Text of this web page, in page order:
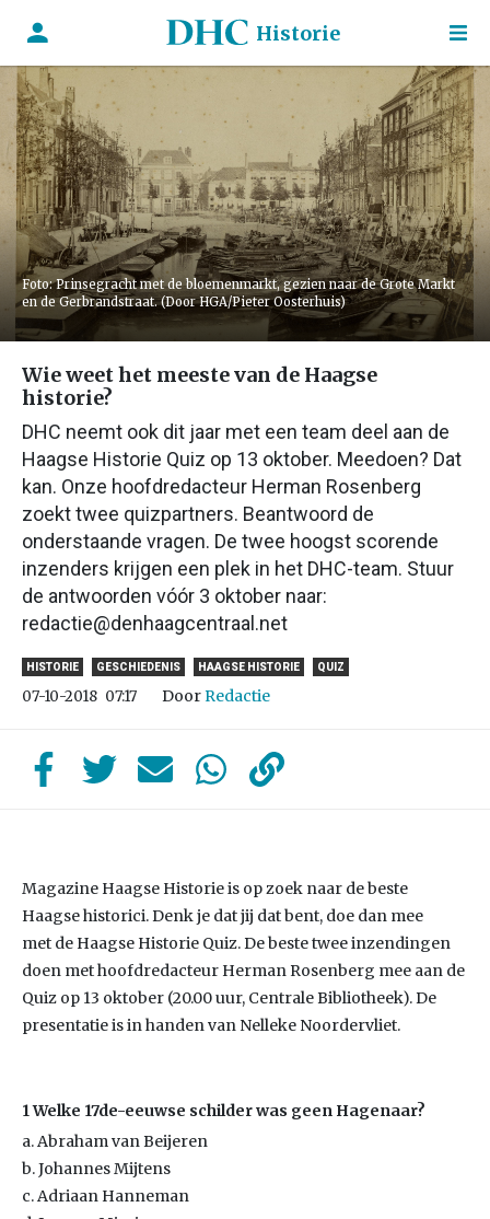
Historie
Foto: Prinsegracht met de bloemenmarkt, gezien naar de Grote Markt
en de Gerbrandstraat. (Door HGA/Pieter Oosterhuis)
Wie weet het meeste van de Haagse
historie?
DHC neemt ook dit jaar met een team deel aan de
Haagse Historie Quiz op 13 oktober. Meedoen? Dat
kan. Onze hoofdredacteur Herman Rosenberg
zoekt twee quizpartners. Beantwoord de
onderstaande vragen. De twee hoogst scorende
inzenders krijgen een plek in het DHC-team. Stuur
de antwoorden vóór 3 oktober naar:
redactie@denhaagcentraal.net
HISTORIE GESCHIEDENIS HAAGSE HISTORIE QUIZ
07-10-2018 07:17 DoorRedactie
Magazine Haagse Historie is op zoek naar de beste
Haagse historici. Denk je dat jij dat bent, doe dan mee
met de Haagse Historie Quiz. De beste twee inzendingen
doen met hoofdredacteur Herman Rosenberg mee aan de
Quiz op 13 oktober (20.00 uur, Centrale Bibliotheek). De
presentatie is in handen van Nelleke Noordervliet.
1 Welke 17de-eeuwse schilder was geen Hagenaar?
a. Abraham van Beijeren
b. Johannes Mijtens
c. Adriaan Hanneman